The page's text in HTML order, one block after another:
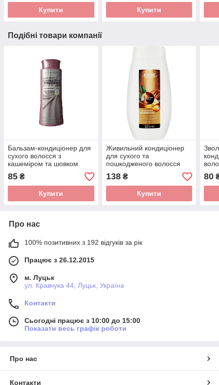
Купити Купити
Подібні товари компанії
Бальзам-кондиціонер для
сухого волосся з
кашеміром та шовком
VladiCom Cashmere Care
250 мл
85 ₴
Купити
Живильний кондиціонер
для сухого та
пошкодженого волосся
Flose Argan Oil 300 мл
138₴
Купити
250
80
Про нас
100% позитивних з 192 відгуків за рік
Працює з 26.12.2015
м. Луцьк
ул. Кравчука 44, Луцьк, Україна
Контакти
Сьогодні працює з 10:00 до 15:00
Показати весь графік роботи
Про нас
Контакти